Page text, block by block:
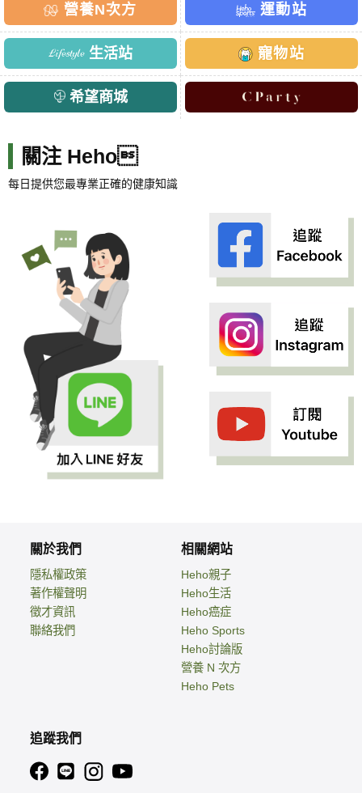
營養N次方 運動站
生活站 寵物站
希望商城
關注 Heho
每日提供您最專業正確的健康知識
關於我們
隱私權政策
著作權聲明
徵才資訊
聯絡我們
相關網站
Heho親子
Heho生活
Heho癌症
Heho Sports
Heho討論版
營養 N 次方
Heho Pets
追蹤我們